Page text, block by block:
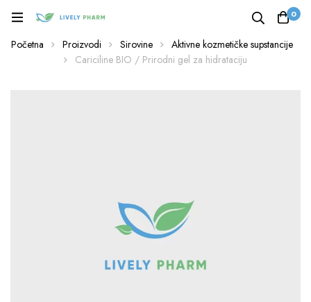
0
Početna Proizvodi Sirovine
Aktivne kozmetičke supstancije
Cariciline BIO / Prirodni gel za hidrataciju